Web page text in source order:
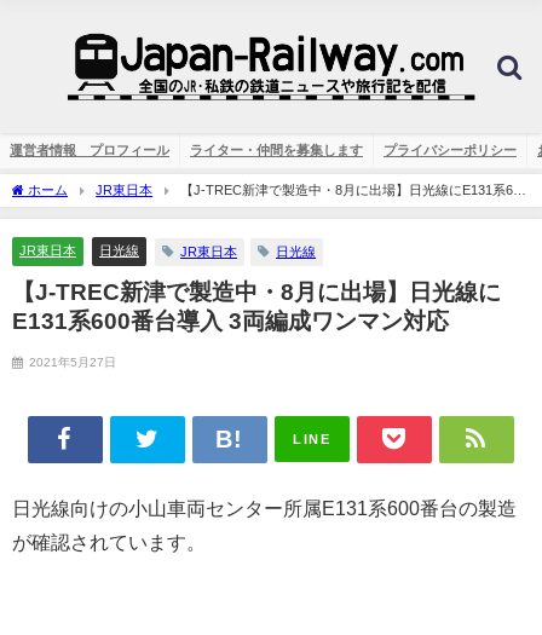
運営者情報 プロフィール ライター・仲間を募集します プライバシーポリシー
ホーム JR東日本
【J-TREC新津で製造中・8月に出場】日光線にE131系600
番台導入 3両編成ワンマン対応
JR東日本 日光線 JR東日本 日光線
【J-TREC新津で製造中・8月に出場】日光線に
E131系600番台導入 3両編成ワンマン対応
2021年5月27日
LINE
日光線向けの小山車両センター所属E131系600番台の製造
が確認されています。